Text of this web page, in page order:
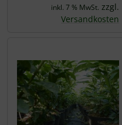
inkl. 7 % MwSt. zzgl.
Versandkosten